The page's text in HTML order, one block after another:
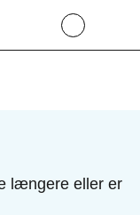
længere eller er